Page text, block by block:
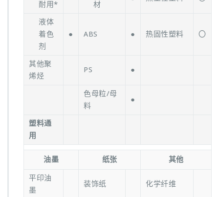
耐用*
材
液体
着色
剂
● ABS ● 热固性塑料 〇
其他聚
烯烃
PS ●
色母粒/母
料
●
塑料通
用
油墨 纸张 其他
平印油
墨
装饰纸 化学纤维